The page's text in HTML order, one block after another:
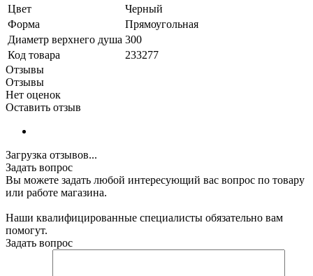
Цвет
Черный
Форма
Прямоугольная
Диаметр верхнего душа 300
Код товара
233277
Отзывы
Отзывы
Нет оценок
Оставить отзыв
Загрузка отзывов...
Задать вопрос
Вы можете задать любой интересующий вас вопрос по товару
или работе магазина.
Наши квалифицированные специалисты обязательно вам
помогут.
Задать вопрос